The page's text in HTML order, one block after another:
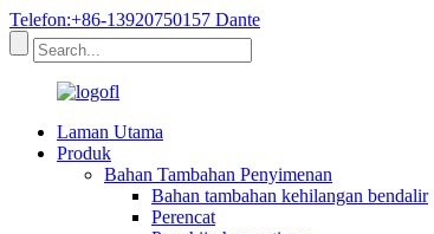
Telefon:+86-13920750157 Dante
Laman Utama
Produk
Bahan Tambahan Penyimenan
Bahan tambahan kehilangan bendalir
Perencat